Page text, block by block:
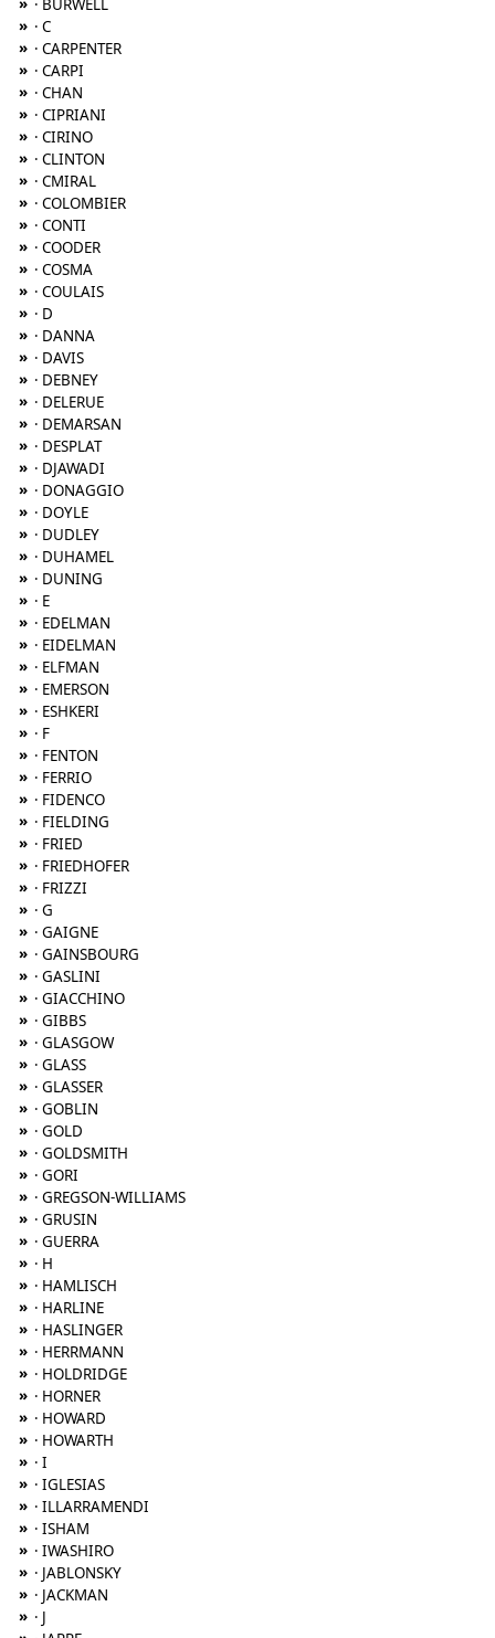
· BURWELL
» · C
» · CARPENTER
» · CARPI
» · CHAN
» · CIPRIANI
» · CIRINO
» · CLINTON
» · CMIRAL
» · COLOMBIER
» · CONTI
» · COODER
» · COSMA
» · COULAIS
» · D
» · DANNA
» · DAVIS
» · DEBNEY
» · DELERUE
» · DEMARSAN
» · DESPLAT
» · DJAWADI
» · DONAGGIO
» · DOYLE
» · DUDLEY
» · DUHAMEL
» · DUNING
» · E
» · EDELMAN
» · EIDELMAN
» · ELFMAN
» · EMERSON
» · ESHKERI
» · F
» · FENTON
» · FERRIO
» · FIDENCO
» · FIELDING
» · FRIED
» · FRIEDHOFER
» · FRIZZI
» · G
» · GAIGNE
» · GAINSBOURG
» · GASLINI
» · GIACCHINO
» · GIBBS
» · GLASGOW
» · GLASS
» · GLASSER
» · GOBLIN
» · GOLD
» · GOLDSMITH
» · GORI
» · GREGSON-WILLIAMS
» · GRUSIN
» · GUERRA
» · H
» · HAMLISCH
» · HARLINE
» · HASLINGER
» · HERRMANN
» · HOLDRIDGE
» · HORNER
» · HOWARD
» · HOWARTH
» · I
» · IGLESIAS
» · ILLARRAMENDI
» · ISHAM
» · IWASHIRO
» · JABLONSKY
» · JACKMAN
» · J